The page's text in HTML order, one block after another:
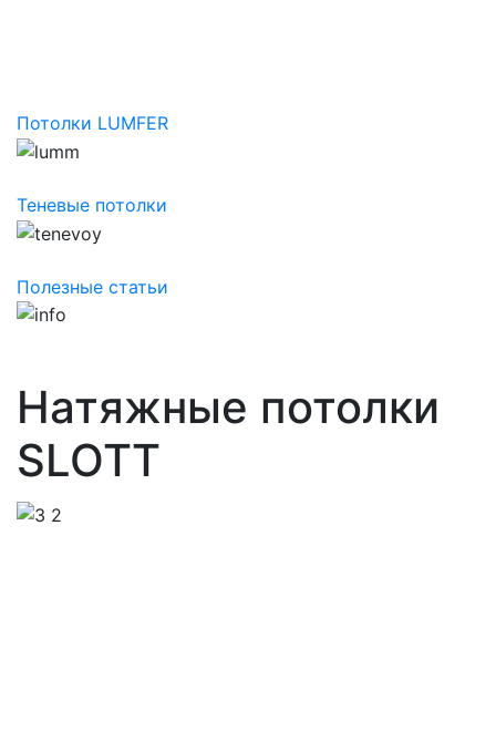
Потолки LUMFER
Теневые потолки
Полезные статьи
Натяжные потолки
SLOTT